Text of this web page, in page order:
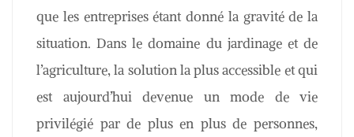
que les entreprises étant donné la gravité de la
situation. Dans le domaine du jardinage et de
l’agriculture, la solution la plus accessible et qui
est aujourd’hui devenue un mode de vie
privilégié par de plus en plus de personnes,